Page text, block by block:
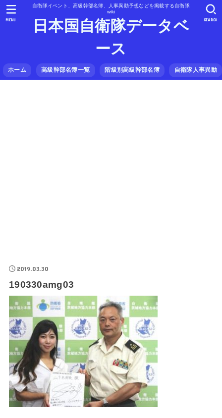
自衛隊イベント、高級幹部名簿、人事異動予想などを掲載する自衛隊
wiki
日本国自衛隊データベ
ース
ホーム 高級幹部名簿一覧 階級別高級幹部名簿 自衛隊人事異動
SEARCH
MENU
2019.03.30
190330amg03